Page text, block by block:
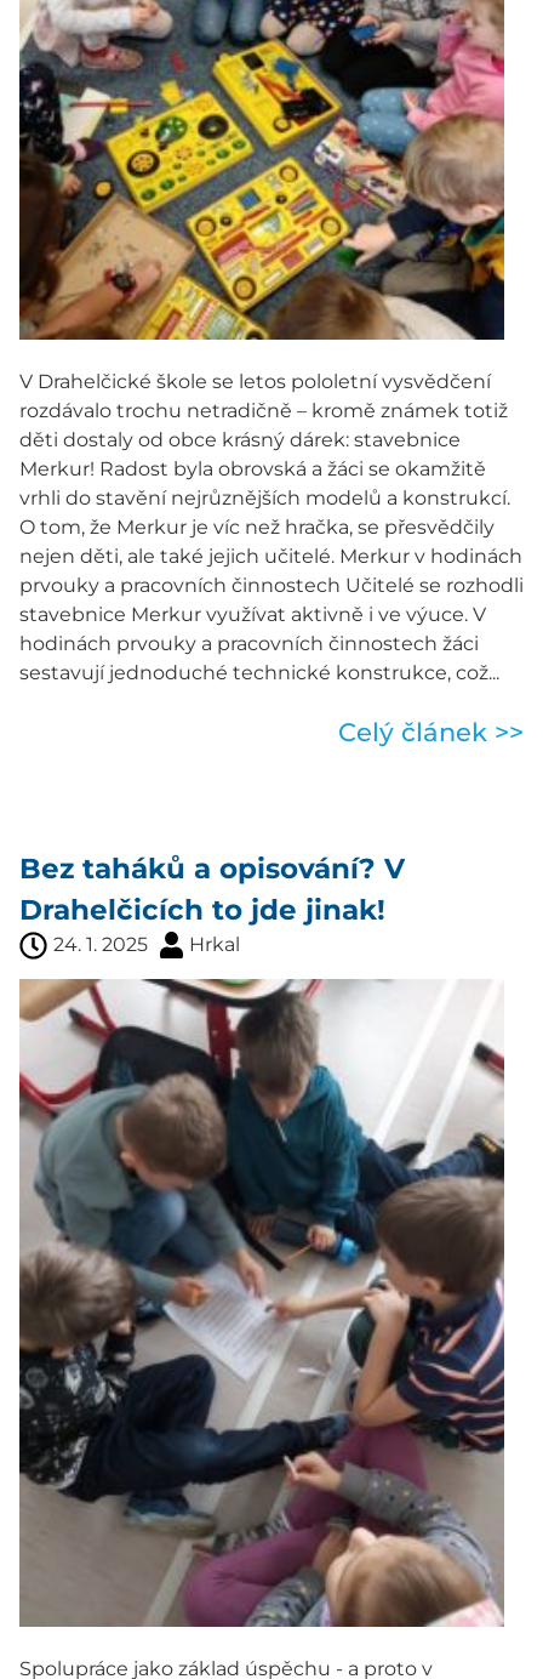
V Drahelčické škole se letos pololetní vysvědčení
rozdávalo trochu netradičně – kromě známek totiž
děti dostaly od obce krásný dárek: stavebnice
Merkur! Radost byla obrovská a žáci se okamžitě
vrhli do stavění nejrůznějších modelů a konstrukcí.
O tom, že Merkur je víc než hračka, se přesvědčily
nejen děti, ale také jejich učitelé. Merkur v hodinách
prvouky a pracovních činnostech Učitelé se rozhodli
stavebnice Merkur využívat aktivně i ve výuce. V
hodinách prvouky a pracovních činnostech žáci
sestavují jednoduché technické konstrukce, což...
Celý článek >>
Bez taháků a opisování? V
Drahelčicích to jde jinak!
24. 1. 2025 Hrkal
Spolupráce jako základ úspěchu - a proto v